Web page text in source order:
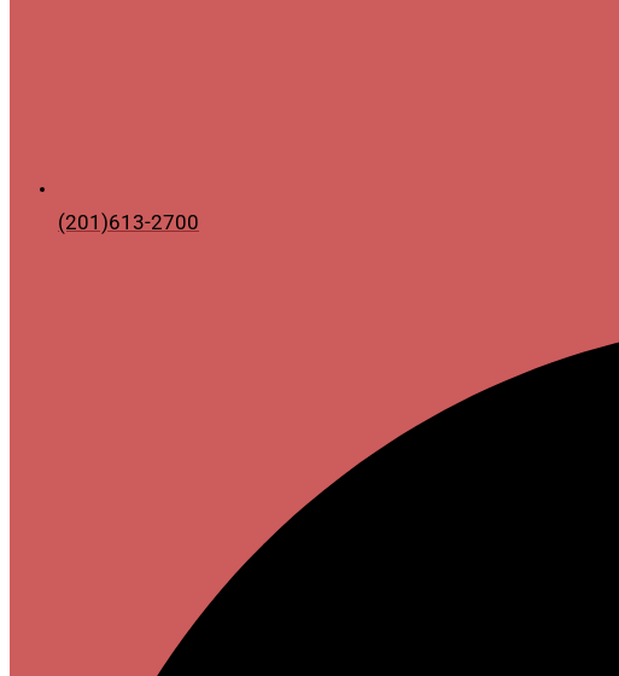
(201)613-2700